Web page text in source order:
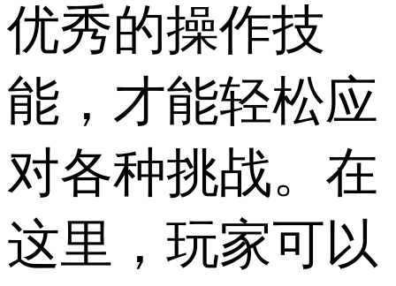
优秀的操作技
能，才能轻松应
对各种挑战。在
这里，玩家可以